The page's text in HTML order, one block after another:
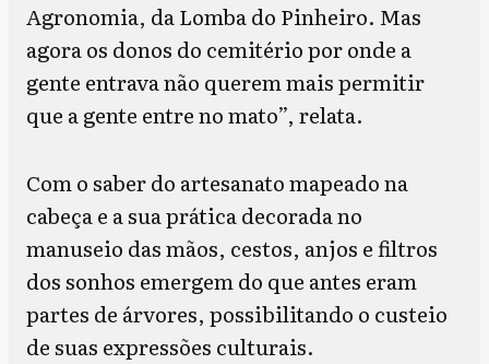
Agronomia, da Lomba do Pinheiro. Mas
agora os donos do cemitério por onde a
gente entrava não querem mais permitir
que a gente entre no mato”, relata.
Com o saber do artesanato mapeado na
cabeça e a sua prática decorada no
manuseio das mãos, cestos, anjos e filtros
dos sonhos emergem do que antes eram
partes de árvores, possibilitando o custeio
de suas expressões culturais.